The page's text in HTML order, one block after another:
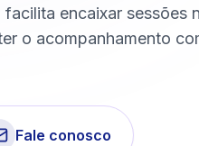
encaixar sessões
o acompanhamento
Fale conosco